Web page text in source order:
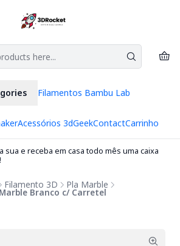
Filamentos Bambu Lab
Acessórios 3dGeekContactCarrinho
sua e receba em casa todo mês uma caixa
Filamento 3D Pla Marble
Branco c/ Carretel